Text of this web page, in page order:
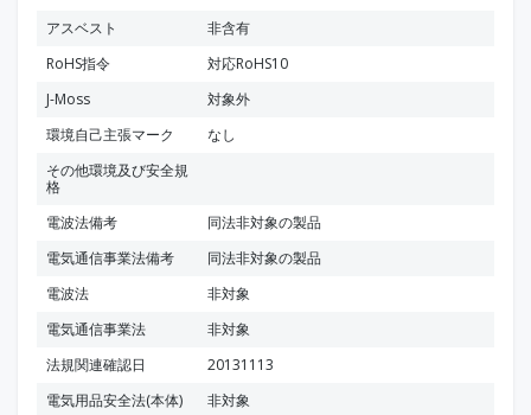
アスベスト
非含有
RoHS指令
対応RoHS10
J-Moss
対象外
環境自己主張マーク
なし
その他環境及び安全規
格
電波法備考
同法非対象の製品
電気通信事業法備考
同法非対象の製品
電波法
非対象
電気通信事業法
非対象
法規関連確認日
20131113
電気用品安全法(本体)
非対象